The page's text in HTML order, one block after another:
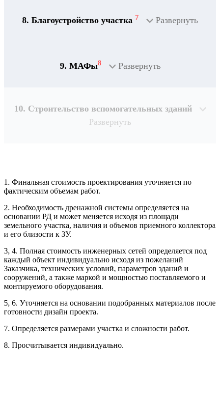
8. Благоустройство участка 7 Развернуть
9. МАФы8 Развернуть
Рассчитывается индивидуально
10. Строительство вспомогательных зданий
Развернуть
Рассчитывается индивидуально
Рассчитывается индивидуально
Рассчитывается индивидуально
Рассчитывается индивидуально
1. Финальная стоимость проектирования уточняется по
фактическим объемам работ.
2. Необходимость дренажной системы определяется на
основании РД и может меняется исходя из площади
земельного участка, наличия и объемов приемного коллектора
и его близости к ЗУ.
3, 4. Полная стоимость инженерных сетей определяется под
каждый объект индивидуально исходя из пожеланий
Заказчика, технических условий, параметров зданий и
сооружений, а также маркой и мощностью поставляемого и
монтируемого оборудования.
5, 6. Уточняется на основании подобранных материалов после
готовности дизайн проекта.
7. Определяется размерами участка и сложности работ.
8. Просчитывается индивидуально.